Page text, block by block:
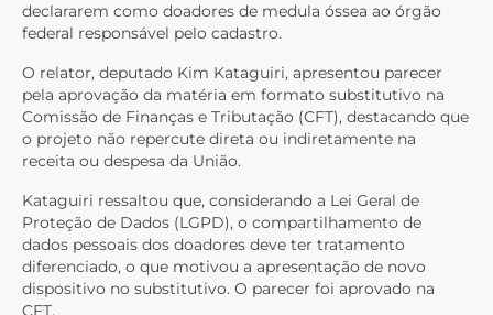
declararem como doadores de medula óssea ao órgão
federal responsável pelo cadastro.
O relator, deputado Kim Kataguiri, apresentou parecer
pela aprovação da matéria em formato substitutivo na
Comissão de Finanças e Tributação (CFT), destacando que
o projeto não repercute direta ou indiretamente na
receita ou despesa da União.
Kataguiri ressaltou que, considerando a Lei Geral de
Proteção de Dados (LGPD), o compartilhamento de
dados pessoais dos doadores deve ter tratamento
diferenciado, o que motivou a apresentação de novo
dispositivo no substitutivo. O parecer foi aprovado na
CFT.